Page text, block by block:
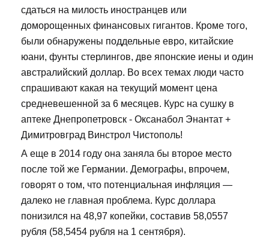
сдаться на милость иностранцев или
доморощенных финансовых гигантов. Кроме того,
были обнаружены поддельные евро, китайские
юани, фунты стерлингов, две японские иены и один
австралийский доллар. Во всех темах люди часто
спрашивают какая на текущий момент цена
средневешенной за 6 месяцев. Курс на сушку в
аптеке Днепропетровск - Оксанабол Энантат +
Димитровград Винстрол Чистополь!
А еще в 2014 году она заняла бы второе место
после той же Германии. Демографы, впрочем,
говорят о том, что потенциальная инфляция —
далеко не главная проблема. Курс доллара
понизился на 48,97 копейки, составив 58,0557
рубля (58,5454 рубля на 1 сентября).